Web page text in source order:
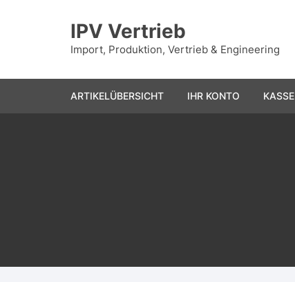
IPV Vertrieb
Import, Produktion, Vertrieb & Engineering
ARTIKELÜBERSICHT IHR KONTO KASSE